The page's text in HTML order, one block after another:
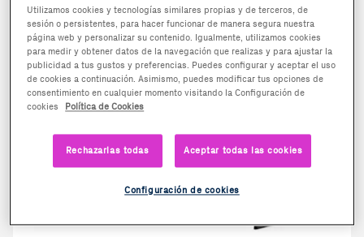
Utilizamos cookies y tecnologías similares propias y de terceros, de
sesión o persistentes, para hacer funcionar de manera segura nuestra
página web y personalizar su contenido. Igualmente, utilizamos cookies
para medir y obtener datos de la navegación que realizas y para ajustar la
publicidad a tus gustos y preferencias. Puedes configurar y aceptar el uso
de cookies a continuación. Asimismo, puedes modificar tus opciones de
consentimiento en cualquier momento visitando la Configuración de
cookies
Política de Cookies
Rechazarlas todas Aceptar todas las cookies
Configuración de cookies